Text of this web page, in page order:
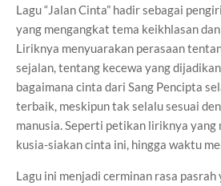
Lagu “Jalan Cinta” hadir sebagai
yang mengangkat tema keikhlasan
Liriknya menyuarakan perasaan
sejalan, tentang kecewa yang
bagaimana cinta dari Sang Pencipta
terbaik, meskipun tak selalu sesuai
manusia. Seperti petikan liriknya yang
kusia-siakan cinta ini, hingga waktu
Lagu ini menjadi cerminan rasa